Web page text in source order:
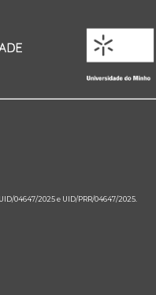
04647/2025 e UID/PRR/04647/2025.